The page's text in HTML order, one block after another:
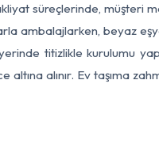
süreçlerinde, müşteri
beyaz
titizlikle kurulumu
altına alınır. Ev taşıma